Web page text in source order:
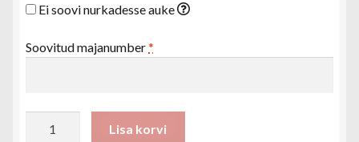
Ei soovi nurkadesse auke
Soovitud majanumber*
Lisa korvi